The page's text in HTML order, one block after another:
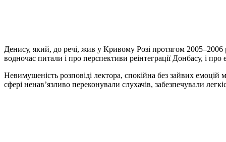
Денису, який, до речі, жив у Кривому Розі протягом 2005–2006
водночас питали і про перспективи реінтеграції Донбасу, і
Невимушеність розповіді лектора, спокійна без зайвих емоцій
сфері ненав’язливо переконували слухачів, забезпечували